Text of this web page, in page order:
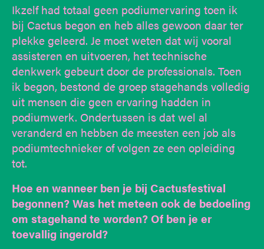
Ikzelf had totaal geen podiumervaring toen ik
bij Cactus begon en heb alles gewoon daar ter
plekke geleerd. Je moet weten dat wij vooral
assisteren en uitvoeren, het technische
denkwerk gebeurt door de professionals. Toen
ik begon, bestond de groep stagehands volledig
uit mensen die geen ervaring hadden in
podiumwerk. Ondertussen is dat wel al
veranderd en hebben de meesten een job als
podiumtechnieker of volgen ze een opleiding
tot.
Hoe en wanneer ben je bij Cactusfestival
begonnen? Was het meteen ook de bedoeling
om stagehand te worden? Of ben je er
toevallig ingerold?